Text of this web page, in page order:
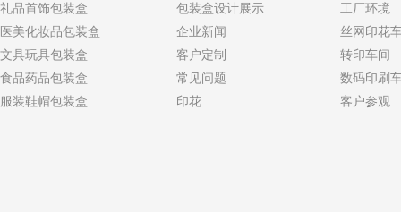
礼品首饰包装盒
医美化妆品包装盒
文具玩具包装盒
食品药品包装盒
服装鞋帽包装盒
包装盒设计展示
企业新闻
客户定制
常见问题
印花
工厂环境
丝网印花
转印车间
数码印刷
客户参观